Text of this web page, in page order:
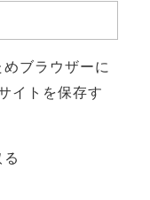
ブラウザーに
イトを保存す